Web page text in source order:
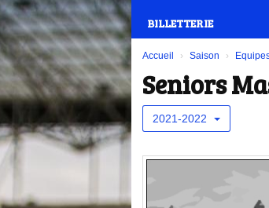
BILLETTERIE
Accueil Saison
Seniors
2021-2022